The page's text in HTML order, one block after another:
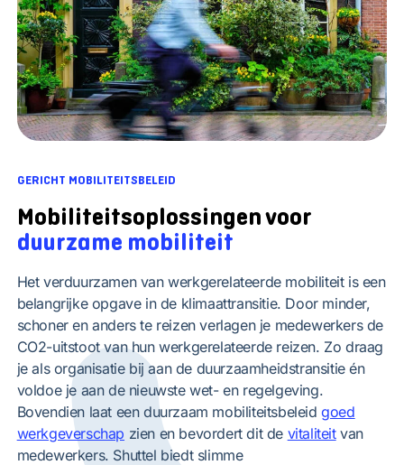
GERICHT MOBILITEITSBELEID
Mobiliteitsoplossingen voor
duurzame mobiliteit
Het verduurzamen van werkgerelateerde mobiliteit is een
belangrijke opgave in de klimaattransitie. Door minder,
schoner en anders te reizen verlagen je medewerkers de
CO2-uitstoot van hun werkgerelateerde reizen. Zo draag
je als organisatie bij aan de duurzaamheidstransitie én
voldoe je aan de nieuwste wet- en regelgeving.
Bovendien laat een duurzaam mobiliteitsbeleidgoed
werkgeverschap zien en bevordert dit de vitaliteitvan
medewerkers. Shuttel biedt slimme